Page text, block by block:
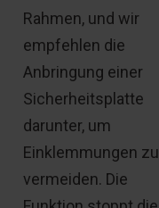
Rahmen, und wir
empfehlen die
Anbringung einer
Sicherheitsplatte
darunter, um
Einklemmungen zu
vermeiden. Die